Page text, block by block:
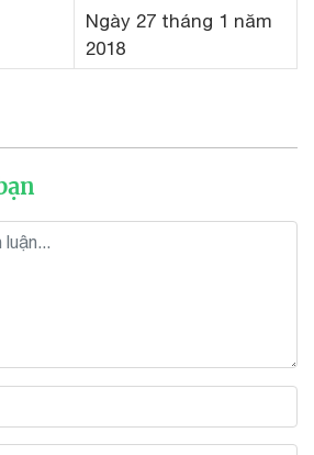
Ngày 27 tháng 1 năm
2018